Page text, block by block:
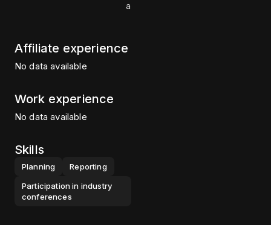
а
Affiliate experience
No data available
Work experience
No data available
Skills
Planning
Reporting
Participation in industry
conferences